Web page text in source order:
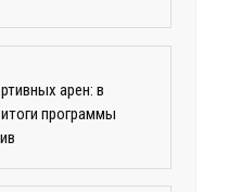
арен: в
программы